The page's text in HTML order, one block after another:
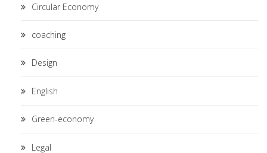
Circular Economy
coaching
Design
English
Green-economy
Legal